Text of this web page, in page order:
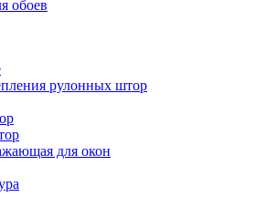
обоев
рулонных штор
для окон